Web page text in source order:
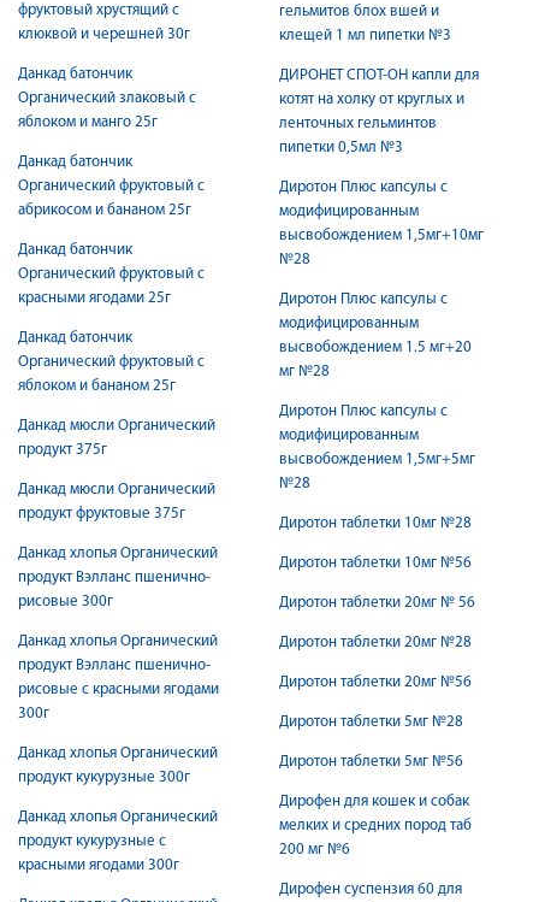
фруктовый хрустящий с
клюквой и черешней 30г
Данкад батончик
Органический злаковый с
яблоком и манго 25г
Данкад батончик
Органический фруктовый с
абрикосом и бананом 25г
Данкад батончик
Органический фруктовый с
красными ягодами 25г
Данкад батончик
Органический фруктовый с
яблоком и бананом 25г
Данкад мюсли Органический
продукт 375г
Данкад мюсли Органический
продукт фруктовые 375г
Данкад хлопья Органический
продукт Вэлланс пшенично-
рисовые 300г
Данкад хлопья Органический
продукт Вэлланс пшенично-
рисовые с красными ягодами
300г
Данкад хлопья Органический
продукт кукурузные 300г
Данкад хлопья Органический
продукт кукурузные с
красными ягодами 300г
гельмитов блох вшей и
клещей 1 мл пипетки №3
ДИРОНЕТ СПОТ-ОН капли для
котят на холку от круглых и
ленточных гельминтов
пипетки 0,5мл №3
Диротон Плюc капсулы с
модифицированным
высвобождением 1,5мг+10мг
№28
Диротон Плюc капсулы с
модифицированным
высвобождением 1.5 мг+20
мг №28
Диротон Плюс капсулы с
модифицированным
высвобождением 1,5мг+5мг
№28
Диротон таблетки 10мг №28
Диротон таблетки 10мг №56
Диротон таблетки 20мг № 56
Диротон таблетки 20мг №28
Диротон таблетки 20мг №56
Диротон таблетки 5мг №28
Диротон таблетки 5мг №56
Дирофен для кошек и собак
мелких и средних пород таб
200 мг №6
Дирофен суспензия 60 для